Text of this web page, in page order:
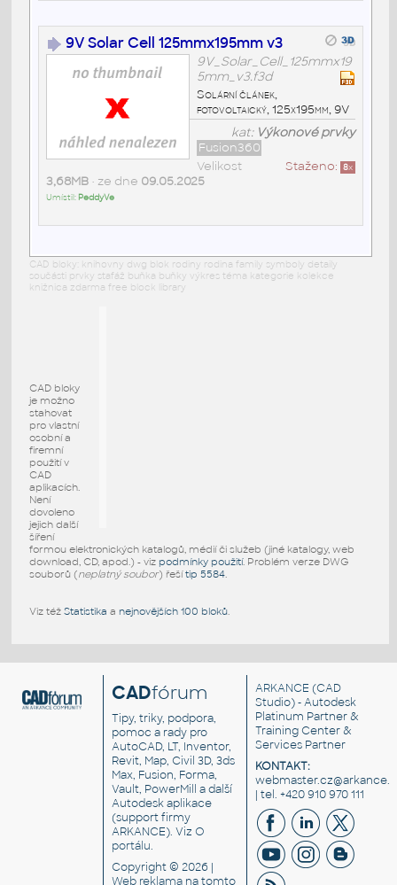
9V Solar Cell 125mmx195mm v3
9V_Solar_Cell_125mmx19
5mm_v3.f3d
Solární článek,
fotovoltaický, 125x195mm, 9V
kat: Výkonové prvky
Fusion360
Staženo: 8x
Velikost
3,68MB• ze dne 09.05.2025
Umístil: PeddyVe
CAD bloky: knihovny dwg blok rodiny rodina family symboly detaily
součásti prvky stafáž buňka buňky výkres téma kategorie kolekce
knižnica zdarma free block library
CAD bloky
je možno
stahovat
pro vlastní
osobní a
firemní
použití v
CAD
aplikacích.
Není
dovoleno
jejich další
šíření
formou elektronických katalogů, médií či služeb (jiné katalogy, web
download, CD, apod.) - viz podmínky použití. Problém verze DWG
souborů (neplatný soubor) řešítip 5584.
Viz též Statistika a nejnovějších 100 bloků.
CADfórum
Tipy, triky, podpora,
pomoc a rady pro
AutoCAD, LT, Inventor,
Revit, Map, Civil 3D, 3ds
Max, Fusion, Forma,
Vault, PowerMill a další
Autodesk aplikace
(support firmy
ARKANCE). VizO
portálu.
Copyright © 2026 |
Web reklama na tomto
ARKANCE (CAD
Studio) - Autodesk
Platinum Partner &
Training Center &
Services Partner
KONTAKT:
| tel. +420 910 970 111